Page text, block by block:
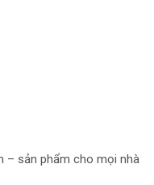
– sản phẩm cho mọi nhà